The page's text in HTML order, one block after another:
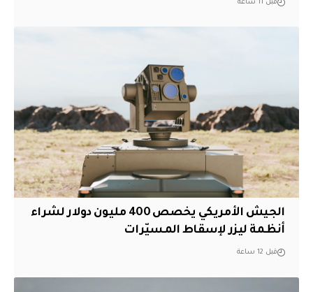
قبل 11 ساعة
الجيش الأمريكي يخصص 400 مليون دولار لشراء
أنظمة ليزر لإسقاط المسيّرات
قبل 12 ساعة